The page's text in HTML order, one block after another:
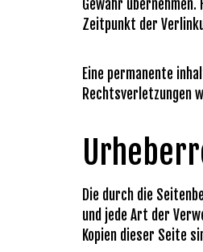
Gewähr
Zeitpunkt der
Eine permanente
Rechtsverletzungen
Die durch die
und jede Art der
Kopien dieser Seite